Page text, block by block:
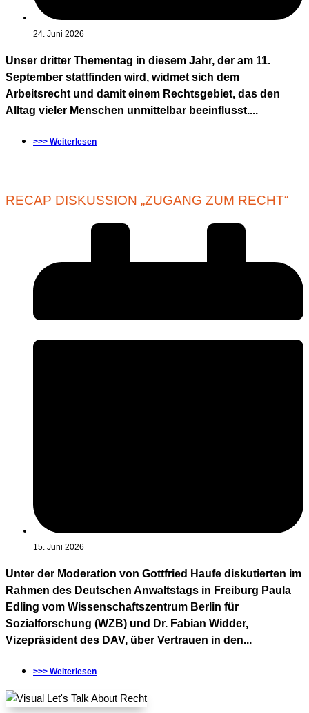
24. Juni 2026
Unser dritter Thementag in diesem Jahr, der am 11.
September stattfinden wird, widmet sich dem
Arbeitsrecht und damit einem Rechtsgebiet, das den
Alltag vieler Menschen unmittelbar beeinflusst....
>>> Weiterlesen
RECAP DISKUSSION „ZUGANG ZUM RECHT“
15. Juni 2026
Unter der Moderation von Gottfried Haufe diskutierten im
Rahmen des Deutschen Anwaltstags in Freiburg Paula
Edling vom Wissenschaftszentrum Berlin für
Sozialforschung (WZB) und Dr. Fabian Widder,
Vizepräsident des DAV, über Vertrauen in den...
>>> Weiterlesen